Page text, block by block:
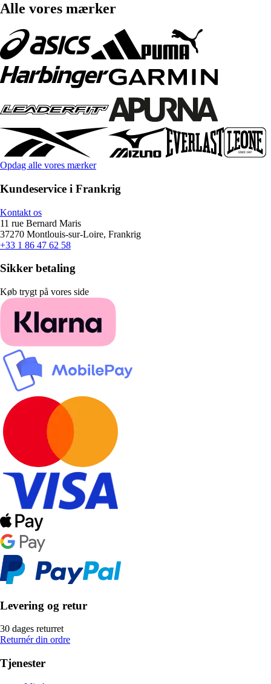
Alle vores mærker
Opdag alle vores mærker
Kundeservice i Frankrig
Kontakt os
11 rue Bernard Maris
37270 Montlouis-sur-Loire, Frankrig
+33 1 86 47 62 58
Sikker betaling
Køb trygt på vores side
Levering og retur
30 dages returret
Returnér din ordre
Tjenester